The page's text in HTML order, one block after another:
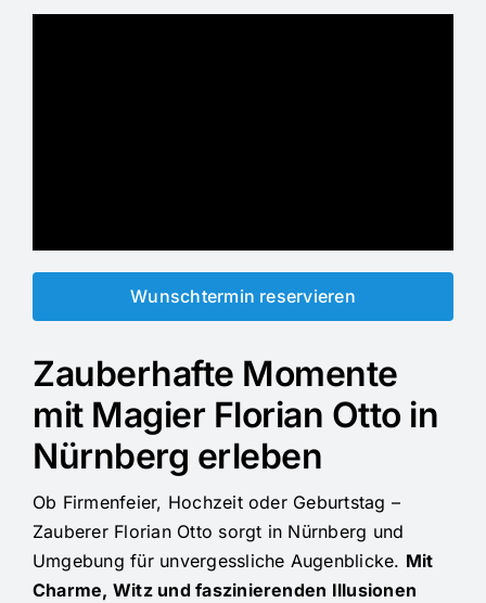
Wunschtermin reservieren
Zauberhafte Momente
mit Magier Florian Otto in
Nürnberg erleben
Ob Firmenfeier, Hochzeit oder Geburtstag –
Zauberer Florian Otto sorgt in Nürnberg und
Umgebung für unvergessliche Augenblicke. Mit
Charme, Witz und faszinierenden Illusionen